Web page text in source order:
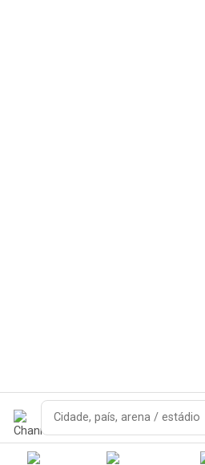
Pesquisar